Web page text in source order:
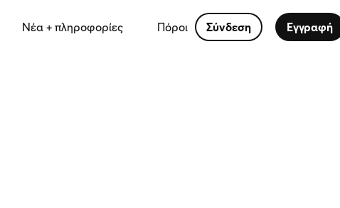
Νέα + πληροφορίες Πόροι Σύνδεση Εγγραφή